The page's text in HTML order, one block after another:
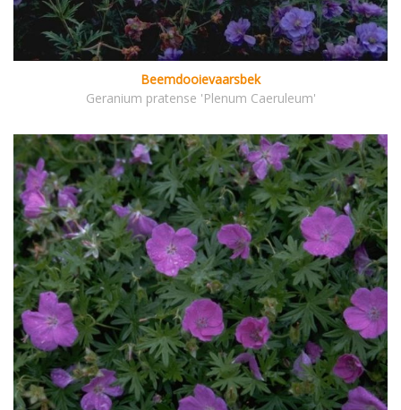
Beemdooievaarsbek
Geranium pratense 'Plenum Caeruleum'